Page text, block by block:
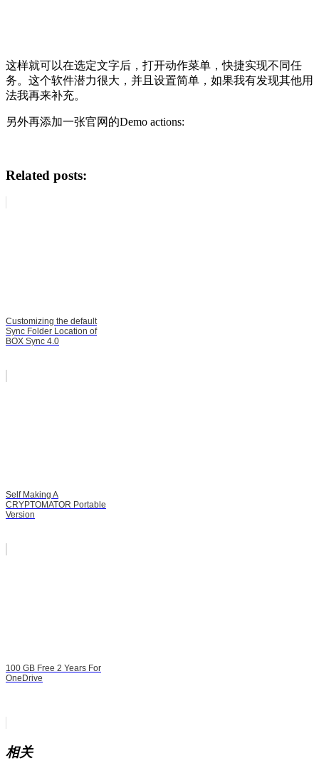
这样就可以在选定文字后，打开动作菜单，快捷实现不同任
务。这个软件潜力很大，并且设置简单，如果我有发现其他用
法我再来补充。
另外再添加一张官网的Demo actions:
Related posts:
Customizing the default
Sync Folder Location of
BOX Sync 4.0
Self Making A
CRYPTOMATOR Portable
Version
100 GB Free 2 Years For
OneDrive
相关